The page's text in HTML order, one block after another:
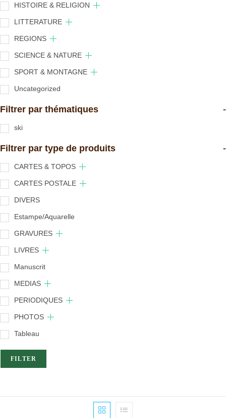
HISTOIRE & RELIGION
LITTERATURE
REGIONS
SCIENCE & NATURE
SPORT & MONTAGNE
Uncategorized
Filtrer par thématiques -
ski
Filtrer par type de produits -
CARTES & TOPOS
CARTES POSTALE
DIVERS
Estampe/Aquarelle
GRAVURES
LIVRES
Manuscrit
MEDIAS
PERIODIQUES
PHOTOS
Tableau
FILTER